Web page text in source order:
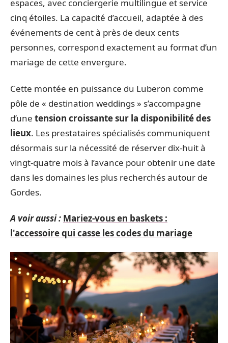
espaces, avec conciergerie multilingue et service
cinq étoiles. La capacité d’accueil, adaptée à des
événements de cent à près de deux cents
personnes, correspond exactement au format d’un
mariage de cette envergure.
Cette montée en puissance du Luberon comme
pôle de « destination weddings » s’accompagne
d’une tension croissante sur la disponibilité des
lieux. Les prestataires spécialisés communiquent
désormais sur la nécessité de réserver dix-huit à
vingt-quatre mois à l’avance pour obtenir une date
dans les domaines les plus recherchés autour de
Gordes.
A voir aussi : Mariez-vous en baskets :
l'accessoire qui casse les codes du mariage